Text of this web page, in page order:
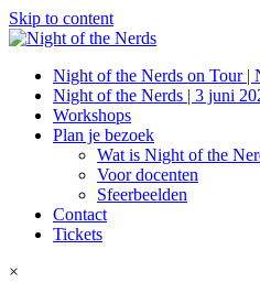
Skip to content
Night of the Nerds on Tour |
Night of the Nerds | 3 juni
Workshops
Plan je bezoek
Wat is Night of the
Voor docenten
Sfeerbeelden
Contact
Tickets
×